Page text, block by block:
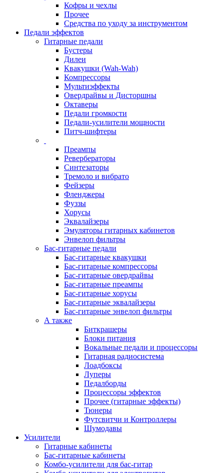
Кофры и чехлы
Прочее
Средства по уходу за инструментом
Педали эффектов
Гитарные педали
Бустеры
Дилеи
Квакушки (Wah-Wah)
Компрессоры
Мультиэффекты
Овердрайвы и Дисторшны
Октаверы
Педали громкости
Педали-усилители мощности
Питч-шифтеры
Преампы
Ревербераторы
Синтезаторы
Тремоло и вибрато
Фейзеры
Фленджеры
Фуззы
Хорусы
Эквалайзеры
Эмуляторы гитарных кабинетов
Энвелоп фильтры
Бас-гитарные педали
Бас-гитарные квакушки
Бас-гитарные компрессоры
Бас-гитарные овердрайвы
Бас-гитарные преампы
Бас-гитарные хорусы
Бас-гитарные эквалайзеры
Бас-гитарные энвелоп фильтры
А также
Биткрашеры
Блоки питания
Вокальные педали и процессоры
Гитарная радиосистема
Лоадбоксы
Луперы
Педалборды
Процессоры эффектов
Прочее (гитарные эффекты)
Тюнеры
Футсвитчи и Контроллеры
Шумодавы
Усилители
Гитарные кабинеты
Бас-гитарные кабинеты
Комбо-усилители для бас-гитар